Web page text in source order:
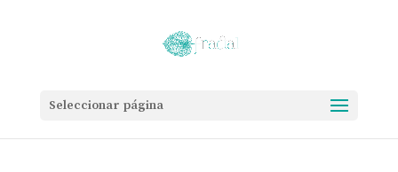
Seleccionar página